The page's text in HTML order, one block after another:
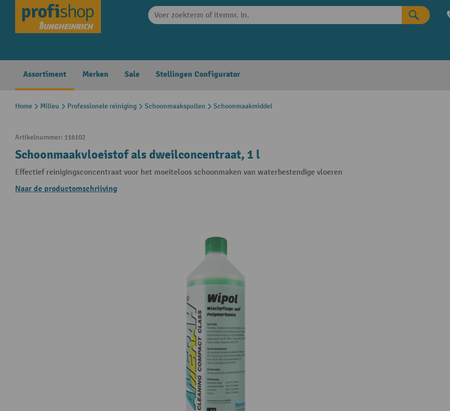
Skip to main navigation
Assortiment Merken Sale Stellingen Configurator
Home Milieu Professionele reiniging Schoonmaakspullen Schoonmaakmiddel
Artikelnummer: 116102
Schoonmaakvloeistof als dweilconcentraat, 1 l
Effectief reinigingsconcentraat voor het moeiteloos schoonmaken van waterbestendige vloeren
Naar de productomschrijving